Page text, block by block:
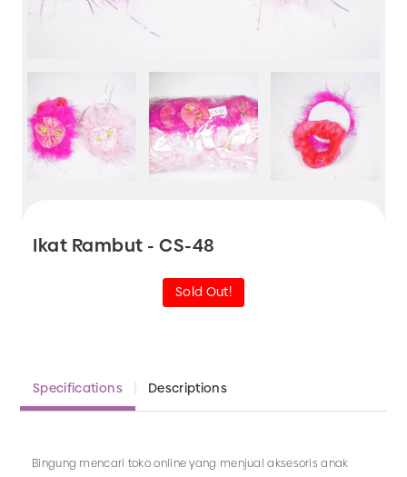
Ikat Rambut - CS-48
Sold Out!
Specifications Descriptions
Bingung mencari toko online yang menjual aksesoris anak